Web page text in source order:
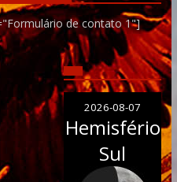
de contato 1"]
2026-08-07
Hemisfério
Sul